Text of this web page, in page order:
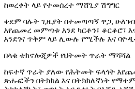
ከወረቀት ላይ የተመሰረተ ማሸጊያ ሽግግር
ቀደም ባሉት ጊዜያት በተመጣጣኝ ዋጋ,
እየጨመረ መምጣቱ እንደ ካርቶን፣ ቆርቆሮ፣
እንደገና ጥቅም ላይ ሊውሉ የሚችሉ እና
በላቁ ቴክኖሎጂዎች የህትመት ጥራት ማሻሻል
ከፍተኛ ጥራት ያለው የሕትመት ፍላጎት
ጽሑፎችን በትክክል እና በትክክለኛነት